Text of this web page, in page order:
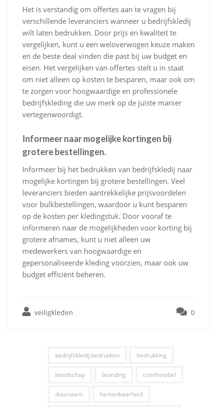
Het is verstandig om offertes aan te vragen bij
verschillende leveranciers wanneer u bedrijfskledij
wilt laten bedrukken. Door prijs en kwaliteit te
vergelijken, kunt u een weloverwogen keuze maken
en de beste deal vinden die past bij uw budget en
eisen. Het vergelijken van offertes stelt u in staat
om niet alleen op kosten te besparen, maar ook om
te zorgen voor hoogwaardige en professionele
bedrijfskleding die uw merk op de juiste manier
vertegenwoordigt.
Informeer naar mogelijke kortingen bij
grotere bestellingen.
Informeer bij het bedrukken van bedrijfskledij naar
mogelijke kortingen bij grotere bestellingen. Veel
leveranciers bieden aantrekkelijke prijsvoordelen
voor bulkbestellingen, waardoor u kunt besparen
op de kosten per kledingstuk. Door vooraf te
informeren naar de mogelijkheden voor korting bij
grotere afnames, kunt u niet alleen uw
medewerkers van hoogwaardige en
gepersonaliseerde kleding voorzien, maar ook uw
budget efficiënt beheren.
veiligkleden 0
bedrijfskledij bedrukken bedrukking
boodschap branding comfortabel
duurzaam herkenbaarheid